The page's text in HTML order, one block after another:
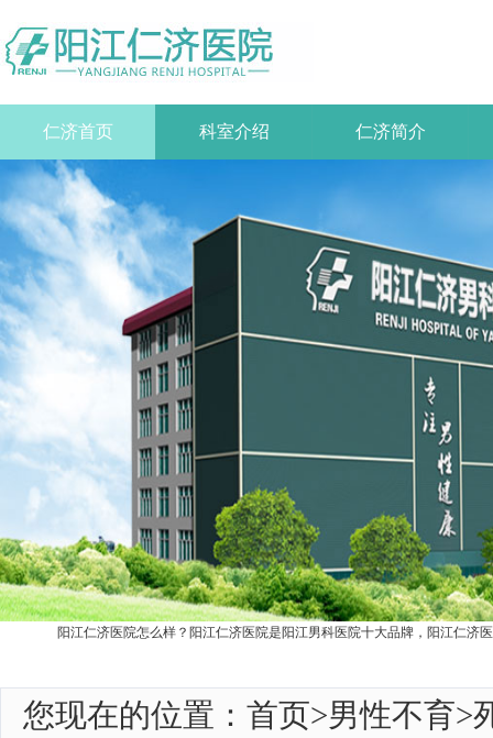
仁济首页 科室介绍 仁济简介
阳江仁济医院怎么样？阳江仁济医院是阳江男科医院十大品牌，阳江仁
您现在的位置： 首页>男性不育>